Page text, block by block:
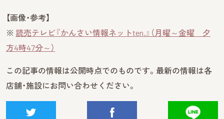
【画像・参考】
※ 読売テレビ『かんさい情報ネットten.』（月曜～金曜 夕
方4時47分～）
この記事の情報は公開時点でのものです。最新の情報は各
店舗・施設にお問い合わせください。